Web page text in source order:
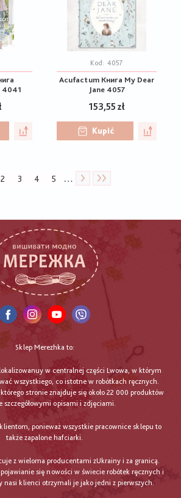
4041
Kod: 4057
Acufactum Книга My Dear
Jane 4057
153,55 zł
Kupić
Stronicowanie
Strona
2 Strona
3 Strona
4 Strona
5 …
Sklep Merezhka to:
w centralnej części Lwowa, w którym
wszystkiego, co istotne w robótkach ręcznych.
stronie znajduje się około 22 000 produktów
szczegółowymi opisami i zdjęciami.
ponieważ wszystkie pracownice sklepu to
także zapalone hafciarki.
z wieloma producentami zUkrainy i za granicą.
się nowości w świecie robótek ręcznych i
nasi klienci otrzymali je jako jedni z pierwszych.